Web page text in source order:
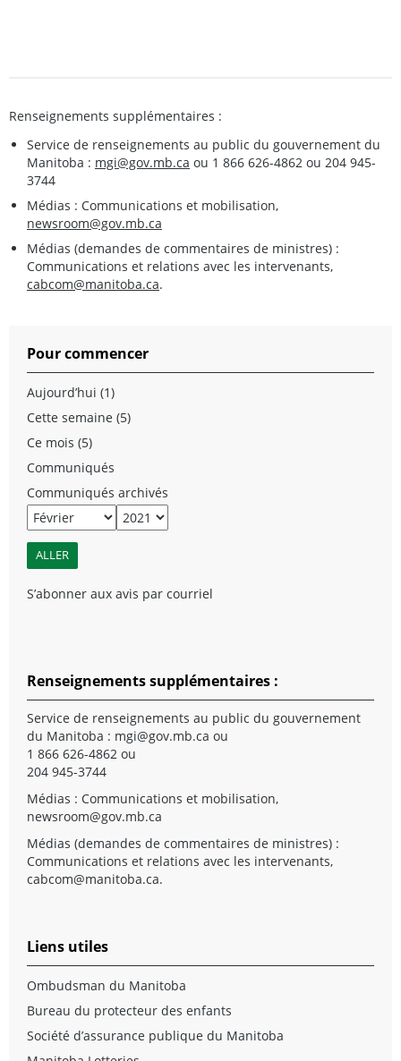
Renseignements supplémentaires :
Service de renseignements au public du gouvernement du
Manitoba : mgi@gov.mb.ca ou 1 866 626-4862 ou 204 945-
3744
Médias : Communications et mobilisation,
newsroom@gov.mb.ca
Médias (demandes de commentaires de ministres) :
Communications et relations avec les intervenants,
cabcom@manitoba.ca.
Pour commencer
Aujourd’hui (1)
Cette semaine (5)
Ce mois (5)
Communiqués
Communiqués archivés
S’abonner aux avis par courriel
Renseignements supplémentaires :
Service de renseignements au public du gouvernement
du Manitoba : mgi@gov.mb.ca ou
1 866 626-4862 ou
204 945-3744
Médias : Communications et mobilisation,
newsroom@gov.mb.ca
Médias (demandes de commentaires de ministres) :
Communications et relations avec les intervenants,
cabcom@manitoba.ca.
Liens utiles
Ombudsman du Manitoba
Bureau du protecteur des enfants
Société d’assurance publique du Manitoba